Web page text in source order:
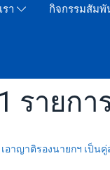
รา กิจกรรมสัมพั
รายกา
อาญาติรองนายกฯ เป็น